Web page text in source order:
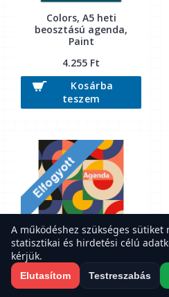
Colors, A5 heti
beosztású agenda,
Paint
4.255 Ft
Kosárba
teszem
Colors, A5 heti
beosztású agenda,
A működéshez szükséges
statisztikai és hirdetési célú
kérjük.
Elutasítom Testreszabás